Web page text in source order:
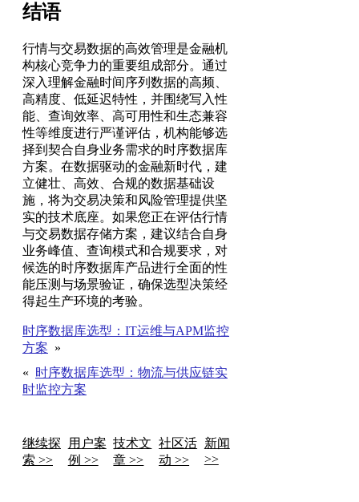
结语
行情与交易数据的高效管理是金融机
构核心竞争力的重要组成部分。通过
深入理解金融时间序列数据的高频、
高精度、低延迟特性，并围绕写入性
能、查询效率、高可用性和生态兼容
性等维度进行严谨评估，机构能够选
择到契合自身业务需求的时序数据库
方案。在数据驱动的金融新时代，建
立健壮、高效、合规的数据基础设
施，将为交易决策和风险管理提供坚
实的技术底座。如果您正在评估行情
与交易数据存储方案，建议结合自身
业务峰值、查询模式和合规要求，对
候选的时序数据库产品进行全面的性
能压测与场景验证，确保选型决策经
得起生产环境的考验。
时序数据库选型：IT运维与APM监控
方案 »
« 时序数据库选型：物流与供应链实
时监控方案
继续探
索 >>
用户案
例 >>
技术文
章 >>
社区活
动 >>
新闻
>>